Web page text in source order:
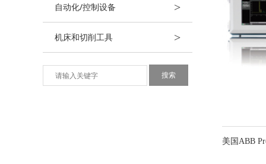
自动化/控制设备 >
机床和切削工具 >
美国ABB